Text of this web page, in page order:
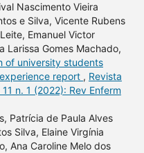
Nascimento Vieira
e Silva, Vicente Rubens
Emanuel Victor
Larissa Gomes Machado,
of university students
report , Revista
n. 1 (2022): Rev Enferm
Patrícia de Paula Alves
Silva, Elaine Virgínia
Ana Caroline Melo dos